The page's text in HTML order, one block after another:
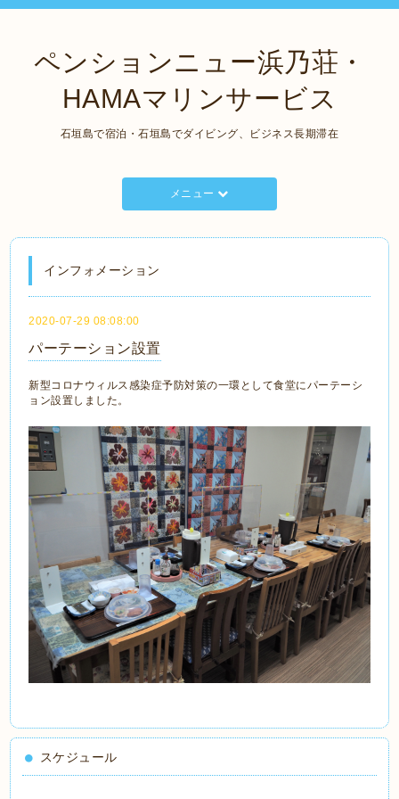
ペンションニュー浜乃荘・
HAMAマリンサービス
石垣島で宿泊・石垣島でダイビング、ビジネス長期滞在
メニュー
インフォメーション
2020-07-29 08:08:00
パーテーション設置
新型コロナウィルス感染症予防対策の一環として食堂にパーテーシ
ョン設置しました。
スケジュール